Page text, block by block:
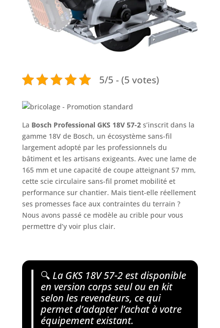
5/5 - (5 votes)
La Bosch Professional GKS 18V 57-2s’inscrit dans la
gamme 18V de Bosch, un écosystème sans-fil
largement adopté par les professionnels du
bâtiment et les artisans exigeants. Avec une lame de
165 mm et une capacité de coupe atteignant 57 mm,
cette scie circulaire sans-fil promet mobilité et
performance sur chantier. Mais tient-elle réellement
ses promesses face aux contraintes du terrain ?
Nous avons passé ce modèle au crible pour vous
permettre d’y voir plus clair.
🔍 La GKS 18V 57-2 est disponible
en version corps seul ou en kit
selon les revendeurs, ce qui
permet d’adapter l’achat à votre
équipement existant.